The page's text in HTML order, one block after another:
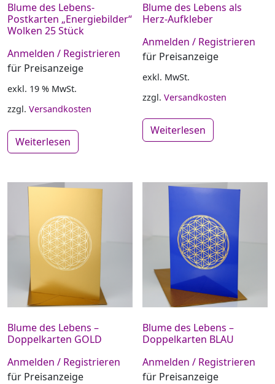
Blume des Lebens-
Postkarten „Energiebilder“
Wolken 25 Stück
Anmelden / Registrieren
für Preisanzeige
exkl. 19 % MwSt.
zzgl. Versandkosten
Weiterlesen
Blume des Lebens als
Herz-Aufkleber
Anmelden / Registrieren
für Preisanzeige
exkl. MwSt.
zzgl.Versandkosten
Weiterlesen
Blume des Lebens –
Doppelkarten GOLD
Anmelden / Registrieren
für Preisanzeige
Blume des Lebens –
Doppelkarten BLAU
Anmelden / Registrieren
für Preisanzeige